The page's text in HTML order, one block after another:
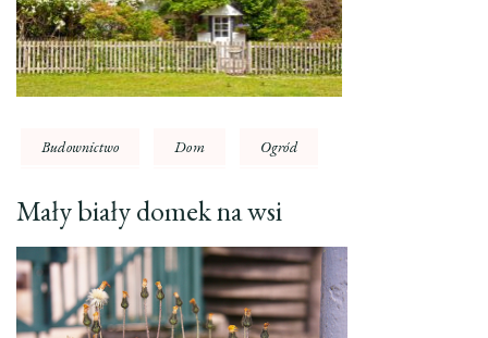
Budownictwo Dom Ogród
Mały biały domek na wsi